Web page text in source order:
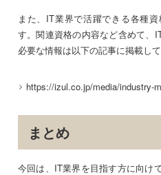
また、IT業界で活躍できる各種
す。関連資格の内容など含めて、
必要な情報は以下の記事に掲載して
https://izul.co.jp/media/industry-
まとめ
今回は、IT業界を目指す方に向け